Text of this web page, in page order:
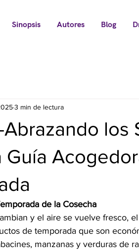
Sinopsis Autores Blog
los
Guía
3 min de lectura
de la Cosecha
y el aire se vuelve fresco,
de temporada que son
manzanas y verduras de